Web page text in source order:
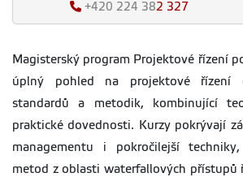
+420 224 382 327
Magisterský program Projektové řízení
úplný pohled na projektové řízení
standardů a metodik, kombinující
praktické dovednosti. Kurzy pokrývají
managementu i pokročilejší
metod z oblasti waterfallových přístupů